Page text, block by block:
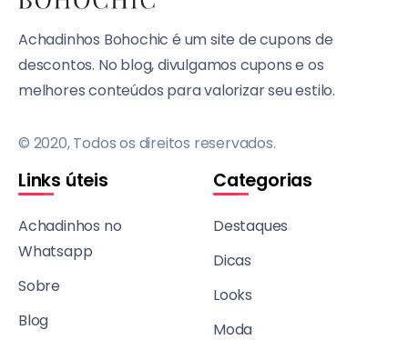
Achadinhos Bohochic é um site de cupons de
descontos. No blog, divulgamos cupons e os
melhores conteúdos para valorizar seu estilo.
© 2020, Todos os direitos reservados.
Links úteis
Achadinhos no
Whatsapp
Sobre
Blog
Categorias
Destaques
Dicas
Looks
Moda